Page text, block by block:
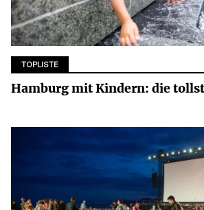
TOPLISTE
Hamburg mit Kindern: die